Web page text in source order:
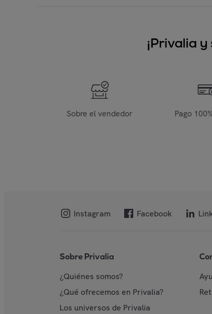
¡Privalia
Sobre el vendedor Pago
Instagram Facebook
Sobre Privalia
¿Quiénes somos?
¿Qué ofrecemos en Privalia?
Los universos de Privalia